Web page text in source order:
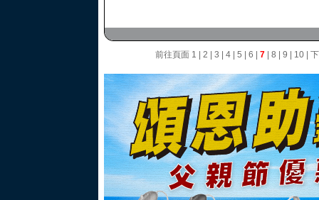
前往頁面 1 2 3 4| 5 6 7| 8 9 10|